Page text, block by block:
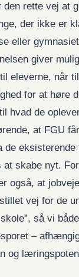
den rette vej at
der ikke er
eller
giver
eleverne, når
for at høre
hvad de
at FGU
de eksisterende
at skabe nyt.
også, at
vej for de
så vi
–
og